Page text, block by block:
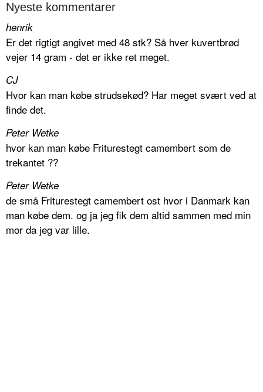
Nyeste kommentarer
henrik
Er det rigtigt angivet med 48 stk? Så hver kuvertbrød
vejer 14 gram - det er ikke ret meget.
CJ
Hvor kan man købe strudsekød? Har meget svært ved at
finde det.
Peter Wetke
hvor kan man købe Friturestegt camembert som de
trekantet ??
Peter Wetke
de små Friturestegt camembert ost hvor i Danmark kan
man købe dem. og ja jeg fik dem altid sammen med min
mor da jeg var lille.